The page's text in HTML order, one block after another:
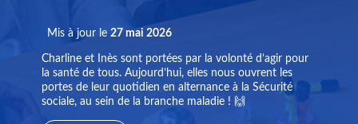
Mis à jour le 27 mai 2026
Charline et Inès sont portées par la volonté d’agir pour
la santé de tous. Aujourd’hui, elles nous ouvrent les
portes de leur quotidien en alternance à la Sécurité
sociale, au sein de la branche maladie ! 🙌